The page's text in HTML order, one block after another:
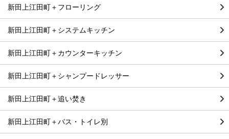
新田上江田町＋フローリング
新田上江田町＋システムキッチン
新田上江田町＋カウンターキッチン
新田上江田町＋シャンプードレッサー
新田上江田町＋追い焚き
新田上江田町＋バス・トイレ別